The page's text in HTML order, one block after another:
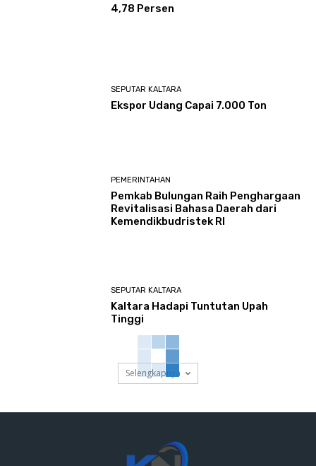
4,78 Persen
SEPUTAR KALTARA
Ekspor Udang Capai 7.000 Ton
PEMERINTAHAN
Pemkab Bulungan Raih Penghargaan
Revitalisasi Bahasa Daerah dari
Kemendikbudristek RI
SEPUTAR KALTARA
Kaltara Hadapi Tuntutan Upah
Tinggi
Selengkapnya